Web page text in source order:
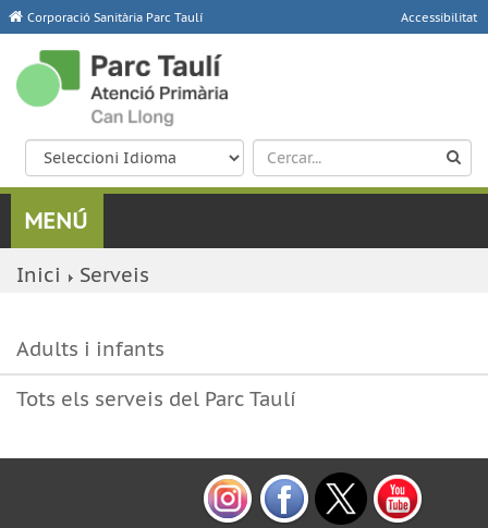
Corporació Sanitària Parc Taulí Accessibilitat
Inici Serveis
Adults i infants
Tots els serveis del Parc Taulí